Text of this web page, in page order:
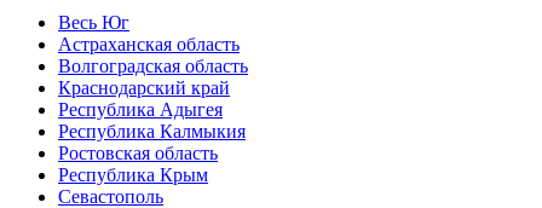
Весь Юг
Астраханская область
Волгоградская область
Краснодарский край
Республика Адыгея
Республика Калмыкия
Ростовская область
Республика Крым
Севастополь